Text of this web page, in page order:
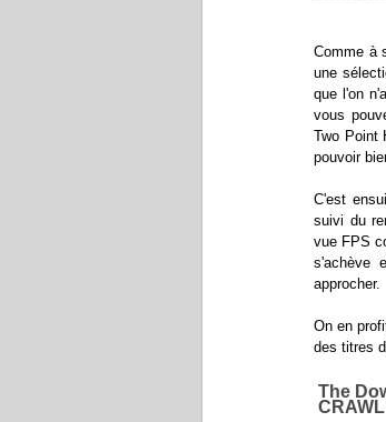
Comme à
une
que l'on
vous
Two Point
pouvoir
C'est
suivi du
vue FPS
s'achève
approcher.
On en
des titres
The